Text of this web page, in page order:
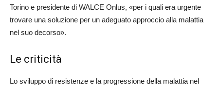
Torino e presidente di WALCE Onlus, «per i quali era urgente
trovare una soluzione per un adeguato approccio alla malattia
nel suo decorso».
Le criticità
Lo sviluppo di resistenze e la progressione della malattia nel